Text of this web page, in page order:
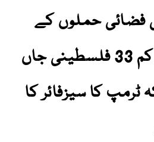
فضائی حملوں کے
نتیجے میں کم از کم 33 فلسطینی جاں
کا سیزفائر کا